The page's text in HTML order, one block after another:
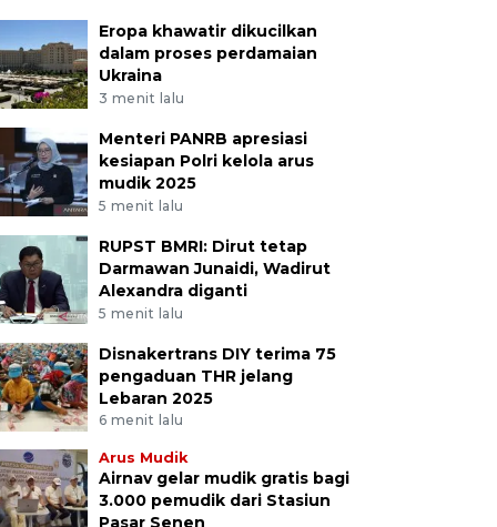
Eropa khawatir dikucilkan
dalam proses perdamaian
Ukraina
3 menit lalu
Menteri PANRB apresiasi
kesiapan Polri kelola arus
mudik 2025
5 menit lalu
RUPST BMRI: Dirut tetap
Darmawan Junaidi, Wadirut
Alexandra diganti
5 menit lalu
Disnakertrans DIY terima 75
pengaduan THR jelang
Lebaran 2025
6 menit lalu
Arus Mudik
Airnav gelar mudik gratis bagi
3.000 pemudik dari Stasiun
Pasar Senen